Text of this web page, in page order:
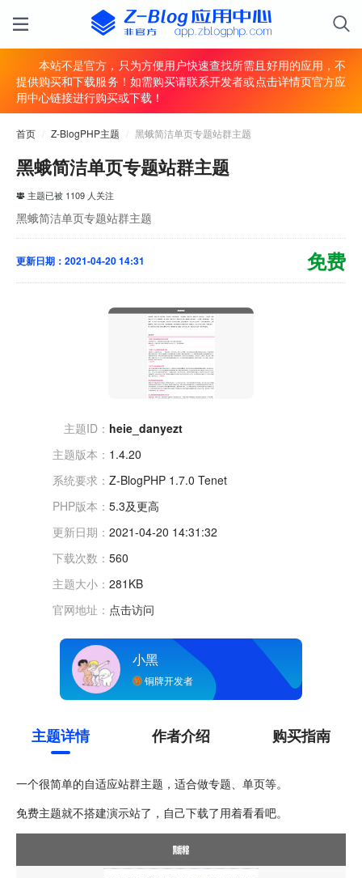
本站不是官方，只为方便用户快速查找所需且好用的应用，不
提供购买和下载服务！如需购买请联系开发者或点击详情页官方应
用中心链接进行购买或下载！
首页 Z-BlogPHP主题 黑蛾简洁单页专题站群主题
黑蛾简洁单页专题站群主题
主题已被 1109 人关注
黑蛾简洁单页专题站群主题
免费
更新日期：2021-04-20 14:31
主题ID： heie_danyezt
主题版本： 1.4.20
系统要求： Z-BlogPHP 1.7.0 Tenet
PHP版本： 5.3及更高
更新日期： 2021-04-20 14:31:32
下载次数： 560
主题大小： 281KB
官网地址： 点击访问
小黑
铜牌开发者
主题详情 作者介绍 购买指南
一个很简单的自适应站群主题，适合做专题、单页等。
免费主题就不搭建演示站了，自己下载了用着看看吧。